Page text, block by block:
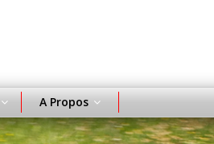
A Propos